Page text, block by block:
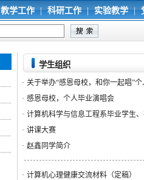
教学工作 | 科研工作 | 实验教学 |
学生组织
· 关于举办“感恩母校，和你一起唱”
· 感恩母校，个人毕业演唱会
· 计算机科学与信息工程系毕业学生
· 讲课大赛
· 赵鑫同学简介
· 计算机心理健康交流材料（定稿）